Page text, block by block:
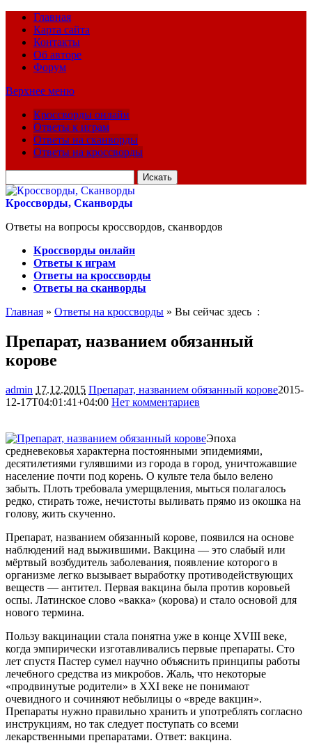
Главная
Карта сайта
Контакты
Об авторе
Форум
Верхнее меню
Кроссворды онлайн
Ответы к играм
Ответы на сканворды
Ответы на кроссворды
для:
Кроссворды, Сканворды
Ответы на вопросы кроссвордов, сканвордов
Кроссворды онлайн
Ответы к играм
Ответы на кроссворды
Ответы на сканворды
Главная » Ответы на кроссворды » Вы сейчас здесь :
Препарат, названием обязанный
корове
admin 17.12.2015 Препарат, названием обязанный корове2015-
12-17T04:01:41+04:00 Нет комментариев
Эпоха
средневековья характерна постоянными эпидемиями,
десятилетиями гулявшими из города в город, уничтожавшие
население почти под корень. О культе тела было велено
забыть. Плоть требовала умерщвления, мыться полагалось
редко, стирать тоже, нечистоты выливать прямо из окошка на
голову, жить скученно.
Препарат, названием обязанный корове, появился на основе
наблюдений над выжившими. Вакцина — это слабый или
мёртвый возбудитель заболевания, появление которого в
организме легко вызывает выработку противодействующих
веществ — антител. Первая вакцина была против коровьей
оспы. Латинское слово «вакка» (корова) и стало основой для
нового термина.
Пользу вакцинации стала понятна уже в конце XVIII веке,
когда эмпирически изготавливались первые препараты. Сто
лет спустя Пастер сумел научно объяснить принципы работы
лечебного средства из микробов. Жаль, что некоторые
«продвинутые родители» в XXI веке не понимают
очевидного и сочиняют небылицы о «вреде вакцин».
Препараты нужно правильно хранить и употреблять согласно
инструкциям, но так следует поступать со всеми
лекарственными препаратами. Ответ: вакцина.